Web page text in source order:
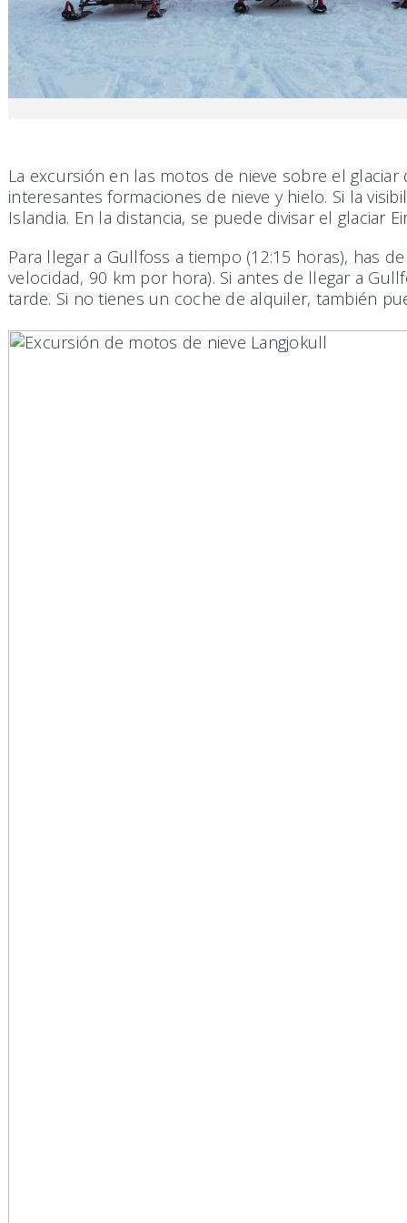
La excursión en las motos de nieve sobre el
interesantes formaciones de nieve y hielo. Si la
Islandia. En la distancia, se puede divisar el glaciar
Para llegar a Gullfoss a tiempo (12:15 horas), has
velocidad, 90 km por hora). Si antes de llegar a
tarde. Si no tienes un coche de alquiler, también